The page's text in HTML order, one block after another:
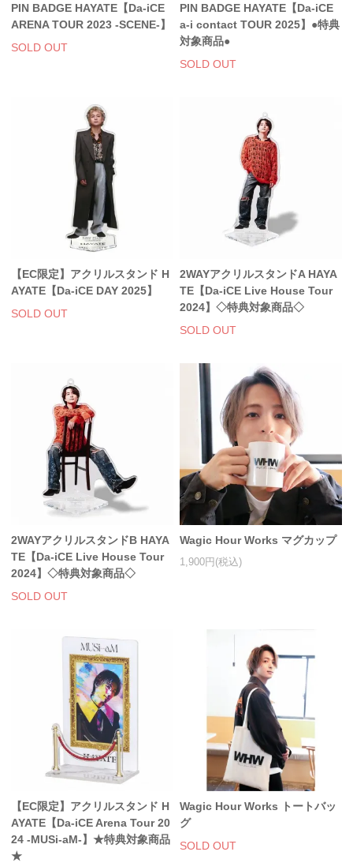
PIN BADGE HAYATE【Da-iCE
ARENA TOUR 2023 -SCENE-】
SOLD OUT
PIN BADGE HAYATE【Da-iCE
a-i contact TOUR 2025】●特典
対象商品●
SOLD OUT
【EC限定】アクリルスタンド H
AYATE【Da-iCE DAY 2025】
SOLD OUT
2WAYアクリルスタンドA HAYA
TE【Da-iCE Live House Tour
2024】◇特典対象商品◇
SOLD OUT
2WAYアクリルスタンドB HAYA
TE【Da-iCE Live House Tour
2024】◇特典対象商品◇
SOLD OUT
Wagic Hour Works マグカップ
1,900円(税込)
【EC限定】アクリルスタンド H
AYATE【Da-iCE Arena Tour 20
24 -MUSi-aM-】★特典対象商品
★
Wagic Hour Works トートバッ
グ
SOLD OUT